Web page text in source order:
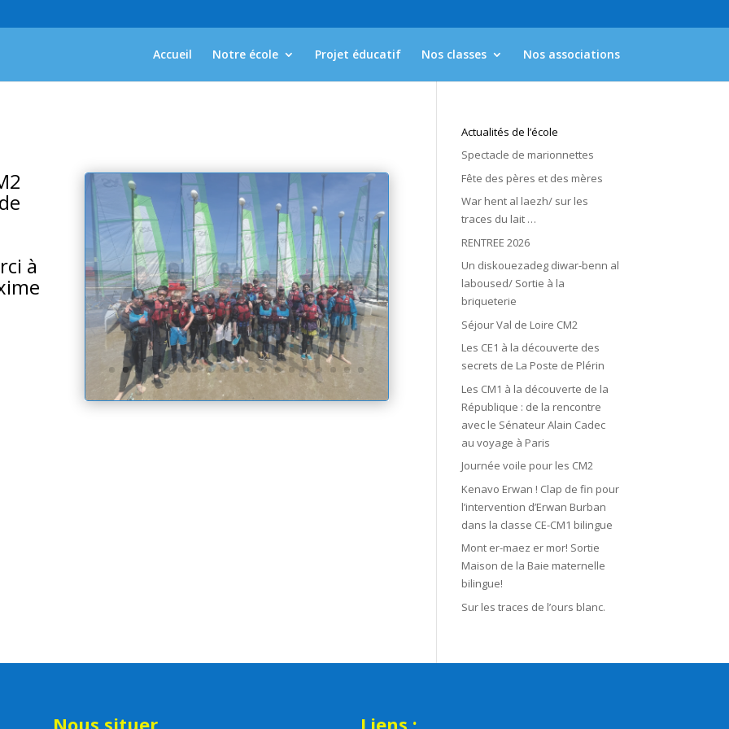
Accueil Notre école Projet éducatif Nos classes Nos associations
à
Actualités de l’école
Spectacle de marionnettes
Fête des pères et des mères
War hent al laezh/ sur les
traces du lait …
RENTREE 2026
Un diskouezadeg diwar-benn al
laboused/ Sortie à la
briqueterie
Séjour Val de Loire CM2
Les CE1 à la découverte des
secrets de La Poste de Plérin
Les CM1 à la découverte de la
République : de la rencontre
avec le Sénateur Alain Cadec
au voyage à Paris
Journée voile pour les CM2
Kenavo Erwan ! Clap de fin pour
l’intervention d’Erwan Burban
dans la classe CE-CM1 bilingue
Mont er-maez er mor! Sortie
Maison de la Baie maternelle
bilingue!
Sur les traces de l’ours blanc.
Nous situer Liens :